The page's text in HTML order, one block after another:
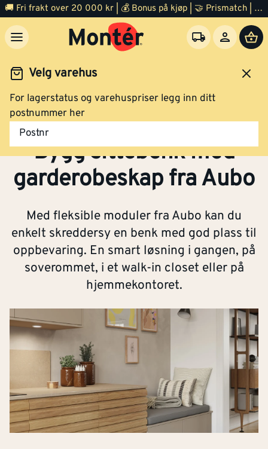
🚚 Fri frakt over 20 000 kr | 💰 Bonus på kjøp | 🤝 Prismatch | ⭐ 100% fornøyd garanti | 🏪 140 byggevarehus
Velg varehus
For lagerstatus og varehuspriser legg inn ditt
postnummer her
Postnr
Bygg sittebenk med garderobeskap fra Aubo
Bygg sittebenk med
garderobeskap fra Aubo
Med fleksible moduler fra Aubo kan du
enkelt skreddersy en benk med god plass til
oppbevaring. En smart løsning i gangen, på
soverommet, i et walk-in closet eller på
hjemmekontoret.